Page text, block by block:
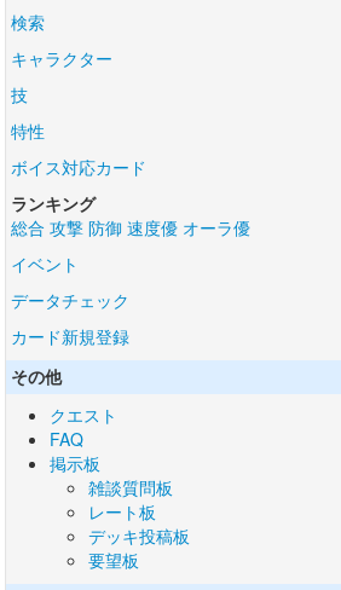
検索
キャラクター
技
特性
ボイス対応カード
ランキング
総合 攻撃 防御 速度優 オーラ優
イベント
データチェック
カード新規登録
その他
クエスト
FAQ
掲示板
雑談質問板
レート板
デッキ投稿板
要望板